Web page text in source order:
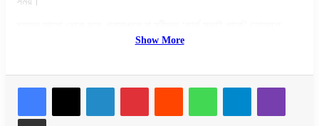
কৃত্রিম আলো কম থাকে এমন এলাকা) থেকে দেখা সবচেয়ে ভালো।
তুলনামূলক অন্ধকার—যা উল্কা দেখার জন্য সহায়ক।
পারে। দূরবীন বা টেলিস্কোপ ব্যবহার না করাই ভালো।
Show More
LinkedInPinterestReddit WhatsAppTelegramViber
Share via Email